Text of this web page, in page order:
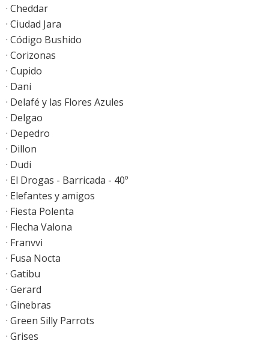
· Cheddar
· Ciudad Jara
· Código Bushido
· Corizonas
· Cupido
· Dani
· Delafé y las Flores Azules
· Delgao
· Depedro
· Dillon
· Dudi
· El Drogas - Barricada - 40º
· Elefantes y amigos
· Fiesta Polenta
· Flecha Valona
· Franvvi
· Fusa Nocta
· Gatibu
· Gerard
· Ginebras
· Green Silly Parrots
· Grises